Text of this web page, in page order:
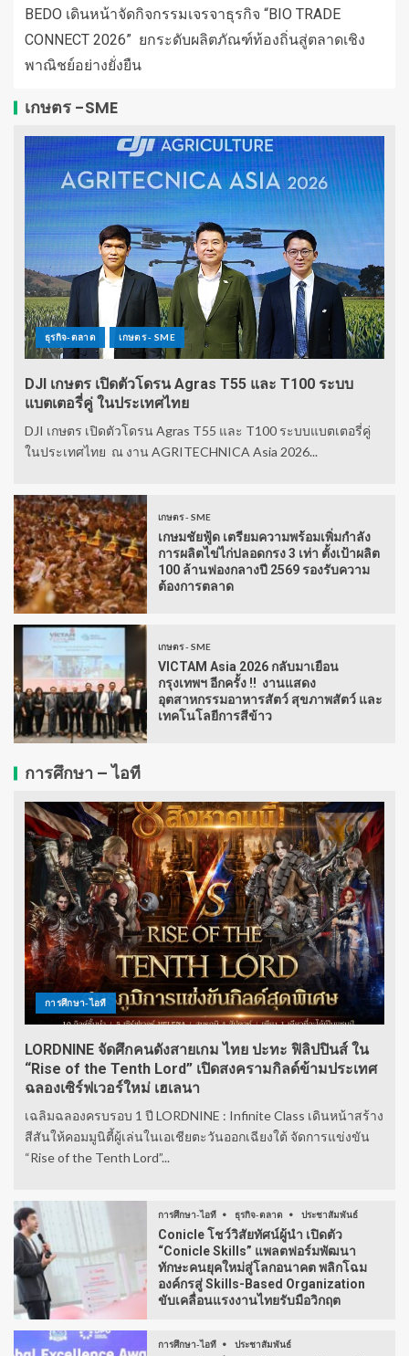
BEDO เดินหน้าจัดกิจกรรมเจรจาธุรกิจ “BIO TRADE
CONNECT 2026” ยกระดับผลิตภัณฑ์ท้องถิ่นสู่ตลาดเชิง
พาณิชย์อย่างยั่งยืน
เกษตร -SME
ธุรกิจ-ตลาด เกษตร - SME
DJI เกษตร เปิดตัวโดรน Agras T55 และ T100 ระบบ
แบตเตอรี่คู่ ในประเทศไทย
DJI เกษตร เปิดตัวโดรน Agras T55 และ T100 ระบบแบตเตอรี่คู่
ในประเทศไทย ณ งาน AGRITECHNICA Asia 2026...
เกษตร - SME
เกษมชัยฟู้ด เตรียมความพร้อมเพิ่มกำลัง
การผลิตไข่ไก่ปลอดกรง 3 เท่า ตั้งเป้าผลิต
100 ล้านฟองกลางปี 2569 รองรับความ
ต้องการตลาด
เกษตร - SME
VICTAM Asia 2026 กลับมาเยือน
กรุงเทพฯ อีกครั้ง !! งานแสดง
อุตสาหกรรมอาหารสัตว์ สุขภาพสัตว์ และ
เทคโนโลยีการสีข้าว
การศึกษา – ไอที
การศึกษา-ไอที
LORDNINE จัดศึกคนดังสายเกม ไทย ปะทะ ฟิลิปปินส์ ใน
“Rise of the Tenth Lord” เปิดสงครามกิลด์ข้ามประเทศ
ฉลองเซิร์ฟเวอร์ใหม่ เฮเลนา
เฉลิมฉลองครบรอบ 1 ปี LORDNINE : Infinite Class เดินหน้าสร้าง
สีสันให้คอมมูนิตี้ผู้เล่นในเอเชียตะวันออกเฉียงใต้ จัดการแข่งขัน
“Rise of the Tenth Lord”...
การศึกษา-ไอที ธุรกิจ-ตลาด ประชาสัมพันธ์
Conicle โชว์วิสัยทัศน์ผู้นำ เปิดตัว
“Conicle Skills” แพลตฟอร์มพัฒนา
ทักษะคนยุคใหม่สู่โลกอนาคต พลิกโฉม
องค์กรสู่ Skills-Based Organization
ขับเคลื่อนแรงงานไทยรับมือวิกฤต
การศึกษา-ไอที ประชาสัมพันธ์